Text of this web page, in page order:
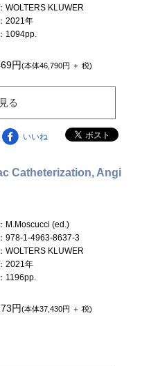
：WOLTERS KLUWER
：2021年
：1094pp.
円(本体46,790円 ＋ 税)
る
いいね
Catheterization, Angi
：M.Moscucci (ed.)
：978-1-4963-8637-3
：WOLTERS KLUWER
：2021年
：1196pp.
円(本体37,430円 ＋ 税)